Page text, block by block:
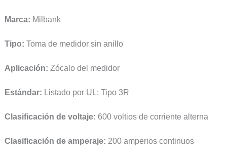
Marca: Milbank
Tipo: Toma de medidor sin anillo
Aplicación: Zócalo del medidor
Estándar: Listado por UL; Tipo 3R
Clasificación de voltaje: 600 voltios de corriente alterna
Clasificación de amperaje: 200 amperios continuos